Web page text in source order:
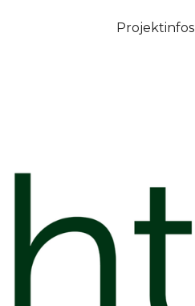
Projektinfos